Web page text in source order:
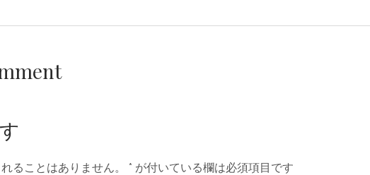
ることはありません。 * が付いている欄は必須項目です